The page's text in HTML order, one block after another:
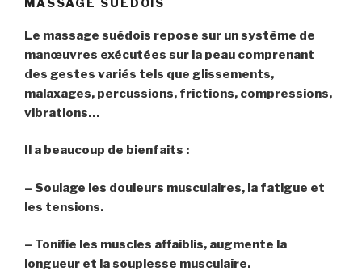
MASSAGE SUÉDOIS
Le massage suédois repose sur un système de
manœuvres exécutées sur la peau comprenant
des gestes variés tels que glissements,
malaxages, percussions, frictions, compressions,
vibrations…
Il a beaucoup de bienfaits :
– Soulage les douleurs musculaires, la fatigue et
les tensions.
– Tonifie les muscles affaiblis, augmente la
longueur et la souplesse musculaire.